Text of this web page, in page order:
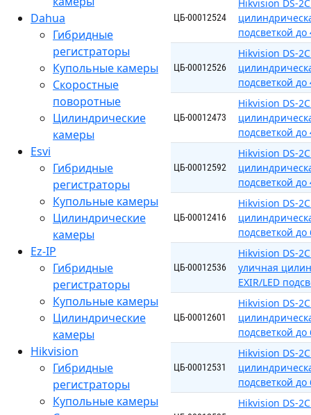
Dahua
Гибридные
регистраторы
Купольные камеры
Скоростные
поворотные
Цилиндрические
камеры
Esvi
Гибридные
регистраторы
Купольные камеры
Цилиндрические
камеры
Ez-IP
Гибридные
регистраторы
Купольные камеры
Цилиндрические
камеры
Hikvision
Гибридные
регистраторы
Купольные камеры
ЦБ-00012524
Hikvision DS-
подсветкой
ЦБ-00012526
Hikvision DS-
подсветкой
ЦБ-00012473
Hikvision DS-
подсветкой
ЦБ-00012592
Hikvision DS-
подсветкой
ЦБ-00012416
Hikvision DS-
подсветкой
ЦБ-00012536
Hikvision DS-
уличная
EXIR/LED
ЦБ-00012601
Hikvision DS-
подсветкой
ЦБ-00012531
Hikvision DS-
подсветкой
Hikvision DS-